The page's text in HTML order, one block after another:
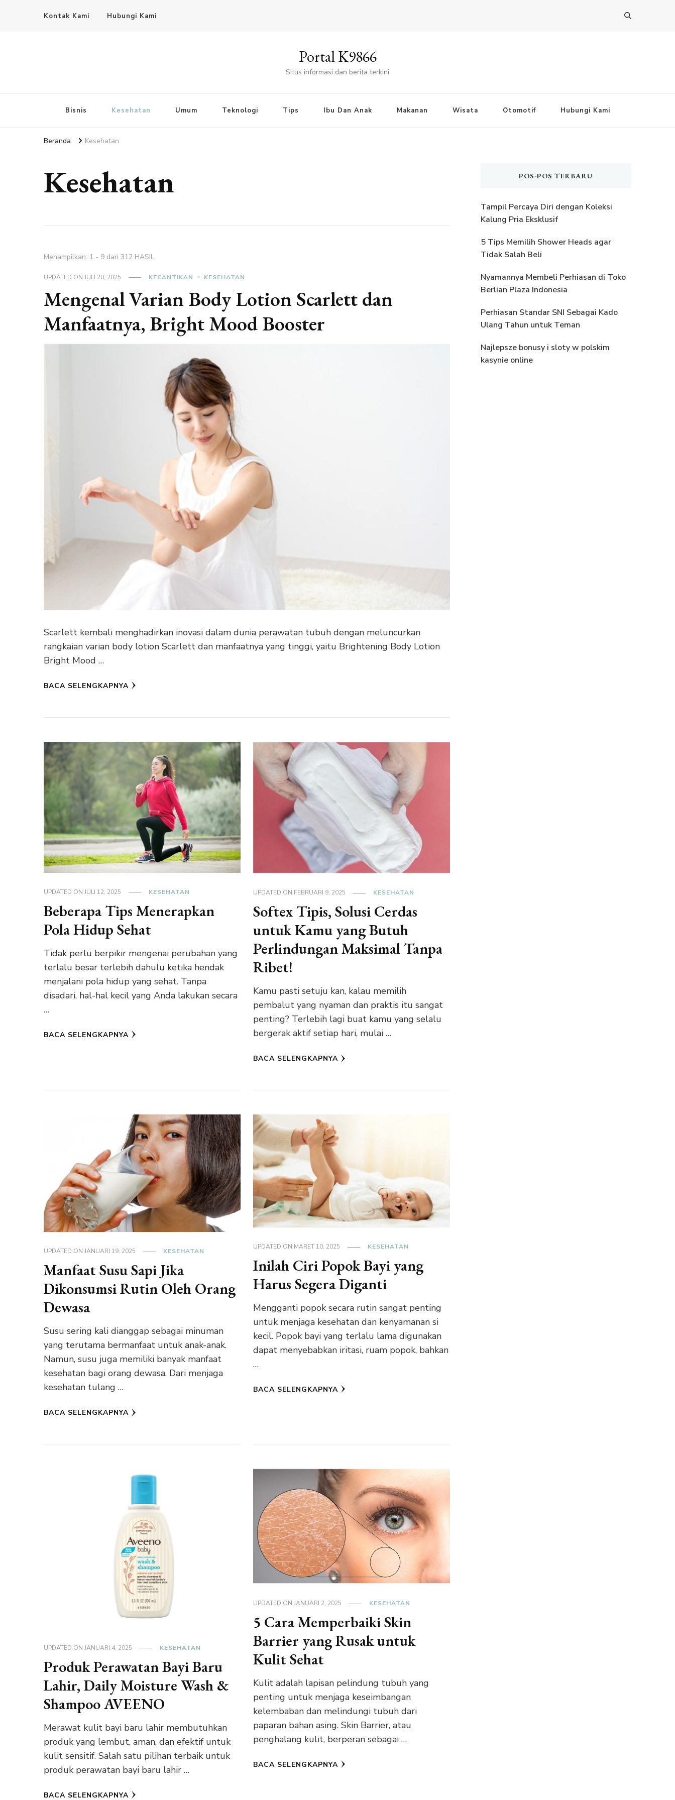
Kontak Kami Hubungi Kami
Portal K9866
Situs informasi dan berita terkini
Bisnis Kesehatan Umum Teknologi Tips Ibu Dan Anak Makanan Wisata Otomotif Hubungi Kami
Beranda Kesehatan
Kesehatan
Menampilkan: 1 - 9 dari 312 HASIL
UPDATED ONJULI 20, 2025 KECANTIKAN KESEHATAN
Mengenal Varian Body Lotion Scarlett dan
Manfaatnya, Bright Mood Booster
Scarlett kembali menghadirkan inovasi dalam dunia perawatan tubuh dengan meluncurkan
rangkaian varian body lotion Scarlett dan manfaatnya yang tinggi, yaitu Brightening Body Lotion
Bright Mood …
BACA SELENGKAPNYA
UPDATED ONJULI 12, 2025 KESEHATAN
Beberapa Tips Menerapkan
Pola Hidup Sehat
Tidak perlu berpikir mengenai perubahan yang
terlalu besar terlebih dahulu ketika hendak
menjalani pola hidup yang sehat. Tanpa
disadari, hal-hal kecil yang Anda lakukan secara
…
BACA SELENGKAPNYA
UPDATED ON FEBRUARI 9, 2025 KESEHATAN
Softex Tipis, Solusi Cerdas
untuk Kamu yang Butuh
Perlindungan Maksimal Tanpa
Ribet!
Kamu pasti setuju kan, kalau memilih
pembalut yang nyaman dan praktis itu sangat
penting? Terlebih lagi buat kamu yang selalu
bergerak aktif setiap hari, mulai …
BACA SELENGKAPNYA
UPDATED ONJANUARI 19, 2025 KESEHATAN
Manfaat Susu Sapi Jika
Dikonsumsi Rutin Oleh Orang
Dewasa
Susu sering kali dianggap sebagai minuman
yang terutama bermanfaat untuk anak-anak.
Namun, susu juga memiliki banyak manfaat
kesehatan bagi orang dewasa. Dari menjaga
kesehatan tulang …
BACA SELENGKAPNYA
UPDATED ON MARET 10, 2025 KESEHATAN
Inilah Ciri Popok Bayi yang
Harus Segera Diganti
Mengganti popok secara rutin sangat penting
untuk menjaga kesehatan dan kenyamanan si
kecil. Popok bayi yang terlalu lama digunakan
dapat menyebabkan iritasi, ruam popok, bahkan
…
BACA SELENGKAPNYA
UPDATED ONJANUARI 4, 2025 KESEHATAN
Produk Perawatan Bayi Baru
Lahir, Daily Moisture Wash &
Shampoo AVEENO
Merawat kulit bayi baru lahir membutuhkan
produk yang lembut, aman, dan efektif untuk
kulit sensitif. Salah satu pilihan terbaik untuk
produk perawatan bayi baru lahir …
BACA SELENGKAPNYA
UPDATED ON JANUARI 2, 2025 KESEHATAN
5 Cara Memperbaiki Skin
Barrier yang Rusak untuk
Kulit Sehat
Kulit adalah lapisan pelindung tubuh yang
penting untuk menjaga keseimbangan
kelembaban dan melindungi tubuh dari
paparan bahan asing. Skin Barrier, atau
penghalang kulit, berperan sebagai …
BACA SELENGKAPNYA
POS-POS TERBARU
Tampil Percaya Diri dengan Koleksi
Kalung Pria Eksklusif
5 Tips Memilih Shower Heads agar
Tidak Salah Beli
Nyamannya Membeli Perhiasan di Toko
Berlian Plaza Indonesia
Perhiasan Standar SNI Sebagai Kado
Ulang Tahun untuk Teman
Najlepsze bonusy i sloty w polskim
kasynie online